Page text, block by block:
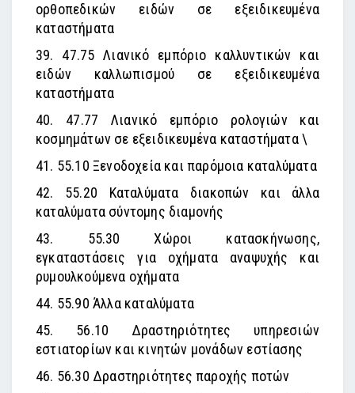
ορθοπεδικών ειδών σε εξειδικευμένα
καταστήματα
39. 47.75 Λιανικό εμπόριο καλλυντικών και
ειδών καλλωπισμού σε εξειδικευμένα
καταστήματα
40. 47.77 Λιανικό εμπόριο ρολογιών και
κοσμημάτων σε εξειδικευμένα καταστήματα \
41. 55.10 Ξενοδοχεία και παρόμοια καταλύματα
42. 55.20 Καταλύματα διακοπών και άλλα
καταλύματα σύντομης διαμονής
43. 55.30 Χώροι κατασκήνωσης,
εγκαταστάσεις για οχήματα αναψυχής και
ρυμουλκούμενα οχήματα
44. 55.90 Άλλα καταλύματα
45. 56.10 Δραστηριότητες υπηρεσιών
εστιατορίων και κινητών μονάδων εστίασης
46. 56.30 Δραστηριότητες παροχής ποτών